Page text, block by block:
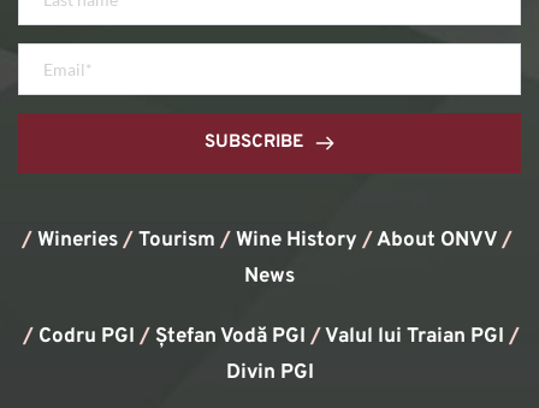
SUBSCRIBE
/Wineries/Tourism /Wine History / About ONVV/
News
/ Codru PGI / Ștefan Vodă PGI /Valul lui Traian PGI
Divin PGI